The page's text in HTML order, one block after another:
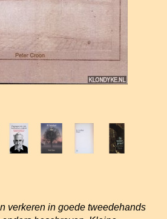
verkeren in goede tweedehands